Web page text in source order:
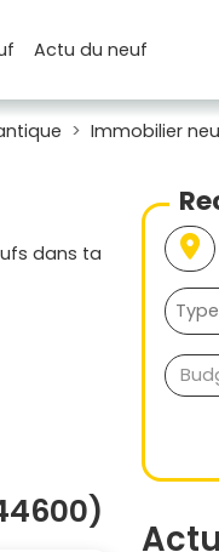
Actudu neuf
Immobilier
dans ta